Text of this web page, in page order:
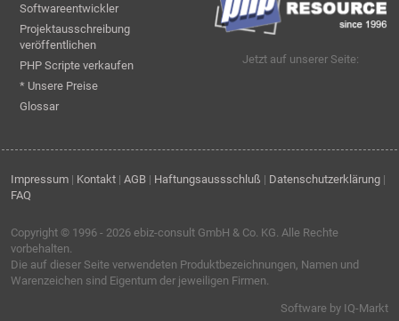
Softwareentwickler
Projektausschreibung
veröffentlichen
PHP Scripte verkaufen
* Unsere Preise
Glossar
Jetzt auf unserer Seite:
Impressum | Kontakt | AGB | Haftungsaussschluß | Datenschutzerklärung |
FAQ
Copyright © 1996 - 2026 ebiz-consult GmbH & Co. KG. Alle Rechte
vorbehalten.
Die auf dieser Seite verwendeten Produktbezeichnungen, Namen und
Warenzeichen sind Eigentum der jeweiligen Firmen.
Software by IQ-Markt